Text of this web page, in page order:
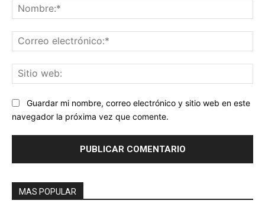
Guardar mi nombre, correo electrónico y sitio web en este
navegador la próxima vez que comente.
MAS POPULAR